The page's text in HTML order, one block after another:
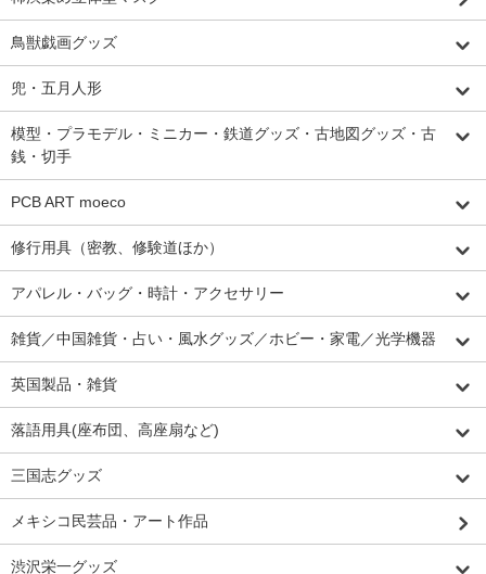
鳥獣戯画グッズ
兜・五月人形
模型・プラモデル・ミニカー・鉄道グッズ・古地図グッズ・古
銭・切手
PCB ART moeco
修行用具（密教、修験道ほか）
アパレル・バッグ・時計・アクセサリー
雑貨／中国雑貨・占い・風水グッズ／ホビー・家電／光学機器
英国製品・雑貨
落語用具(座布団、高座扇など)
三国志グッズ
メキシコ民芸品・アート作品
渋沢栄一グッズ